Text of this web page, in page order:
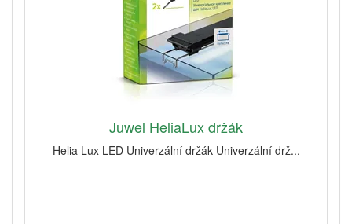
Juwel HeliaLux držák
Helia Lux LED Univerzální držák Univerzální drž...